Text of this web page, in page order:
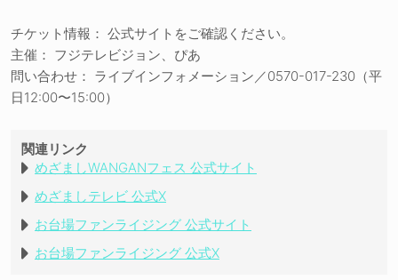
チケット情報： 公式サイトをご確認ください。
主催： フジテレビジョン、ぴあ
問い合わせ： ライブインフォメーション／0570-017-230（平
日12:00〜15:00）
関連リンク
めざましWANGANフェス 公式サイト
めざましテレビ 公式X
お台場ファンライジング 公式サイト
お台場ファンライジング 公式X